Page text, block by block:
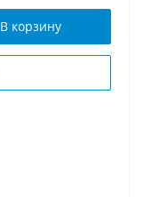
В корзину